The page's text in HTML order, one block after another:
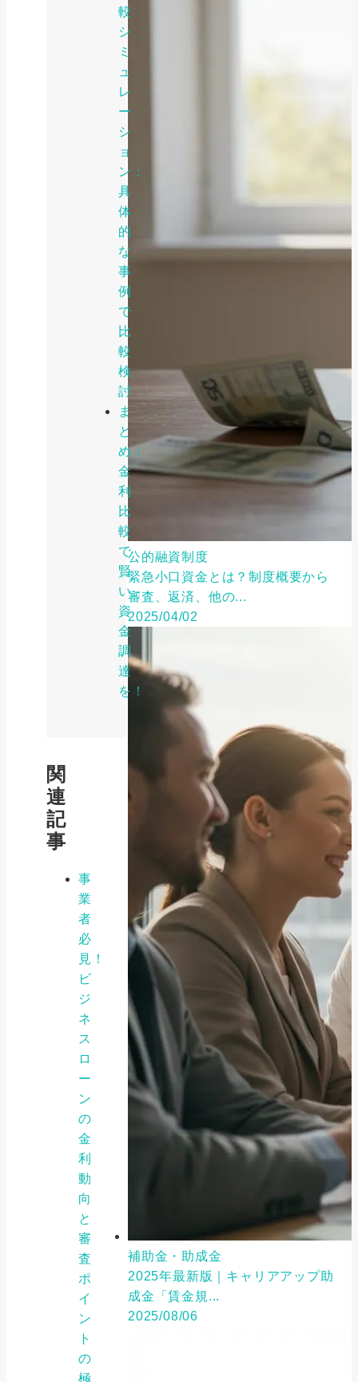
較
シ
ミ
ュ
レ
ー
シ
ョ
ン：
具
体
的
な
事
例
で
比
較
検
討
ま
と
め：
金
利
比
較
で
賢
い
資
金
調
達
を！
関
連
記
事
事
業
者
必
見！
ビ
ジ
ネ
ス
ロ
ー
ン
の
金
利
動
向
と
審
査
ポ
イ
ン
ト
の
極
公的融資制度
緊急小口資金とは？制度概要から
審査、返済、他の...
2025/04/02
補助金・助成金
2025年最新版｜キャリアアップ助
成金「賃金規...
2025/08/06